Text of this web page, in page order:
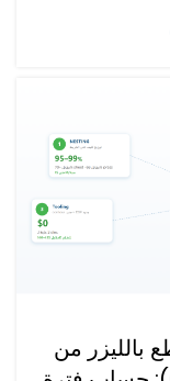
بالليزر من